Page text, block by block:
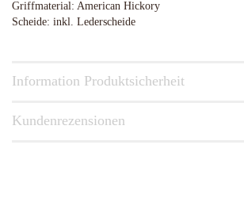
Griffmaterial: American Hickory
Scheide: inkl. Lederscheide
Information Produktsicherheit
Kundenrezensionen